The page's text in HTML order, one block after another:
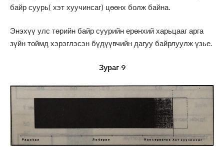
байр суурь( хэт хуучинсаг) цөөнх болж байна.
Энэхүү улс төрийн байр суурийн ерөнхий харьцааг арга
зүйн тоймд хэрэглэсэн бүдүүвчийн дагуу байрлуулж үзье.
Зураг 9